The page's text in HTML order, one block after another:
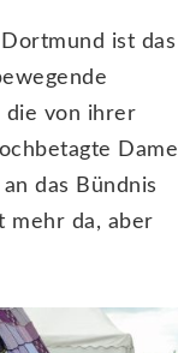
ist das
die von ihrer
Dame
das Bündnis
mehr da, aber